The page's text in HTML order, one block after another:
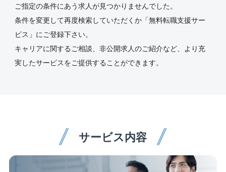
ご指定の条件にあう求人が見つかりませんでした。
条件を変更して再度検索していただくか「無料転職支援サー
ビス」にご登録下さい。
キャリアに関するご相談、非公開求人のご紹介など、より充
実したサービスをご提供することができます。
サービス内容